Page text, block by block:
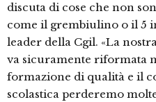
discuta di cose che non
come il grembiulino o il 5
leader della Cgil. «La
va sicuramente riformata
formazione di qualità e il
scolastica perderemo